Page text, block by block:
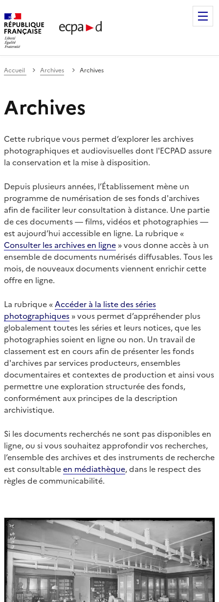
de communication et de production
Accueil Archives Archives
Archives
Cette rubrique vous permet d’explorer les archives
photographiques et audiovisuelles dont l'ECPAD assure
la conservation et la mise à disposition.
Depuis plusieurs années, l’Établissement mène un
programme de numérisation de ses fonds d'archives
afin de faciliter leur consultation à distance. Une partie
de ces documents — films, vidéos et photographies —
est aujourd’hui accessible en ligne. La rubrique «
Consulter les archives en ligne » vous donne accès à un
ensemble de documents numérisés diffusables. Tous les
mois, de nouveaux documents viennent enrichir cette
offre en ligne.
La rubrique « Accéder à la liste des séries
photographiques » vous permet d’appréhender plus
globalement toutes les séries et leurs notices, que les
photographies soient en ligne ou non. Un travail de
classement est en cours afin de présenter les fonds
d'archives par services producteurs, ensembles
documentaires et contextes de production et ainsi vous
permettre une exploration structurée des fonds,
conformément aux principes de la description
archivistique.
Si les documents recherchés ne sont pas disponibles en
ligne, ou si vous souhaitez approfondir vos recherches,
l’ensemble des archives et des instruments de recherche
est consultableen médiathèque, dans le respect des
règles de communicabilité.